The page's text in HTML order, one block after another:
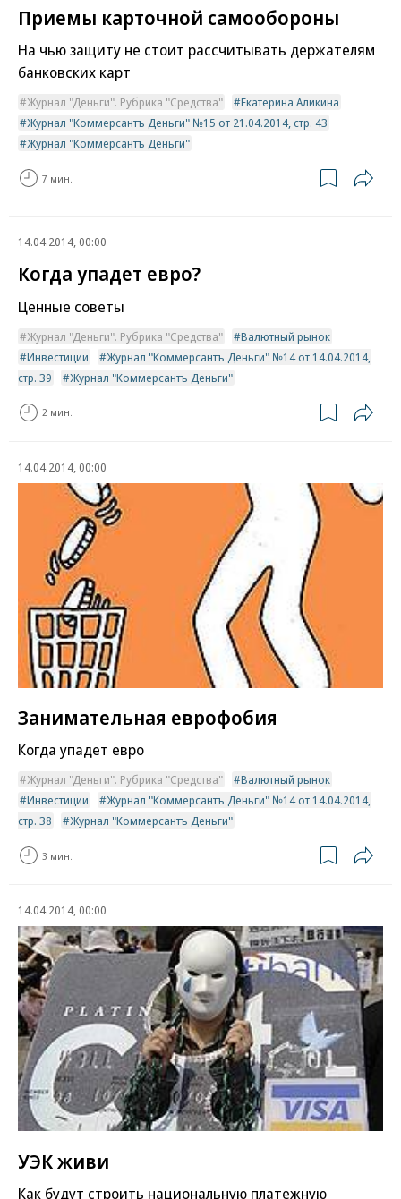
Приемы карточной самообороны
На чью защиту не стоит рассчитывать держателям
банковских карт
Журнал "Деньги". Рубрика "Средства"
Екатерина Аликина
Журнал "Коммерсантъ Деньги" №15 от 21.04.2014, стр. 43
Журнал "Коммерсантъ Деньги"
7 мин.
14.04.2014, 00:00
Когда упадет евро?
Ценные советы
Журнал "Деньги". Рубрика "Средства"
Валютный рынок
Инвестиции
Журнал "Коммерсантъ Деньги" №14 от 14.04.2014,
стр. 39
Журнал "Коммерсантъ Деньги"
2 мин.
14.04.2014, 00:00
Занимательная еврофобия
Когда упадет евро
Журнал "Деньги". Рубрика "Средства"
Валютный рынок
Инвестиции
Журнал "Коммерсантъ Деньги" №14 от 14.04.2014,
стр. 38
Журнал "Коммерсантъ Деньги"
3 мин.
14.04.2014, 00:00
УЭК живи
Как будут строить национальную платежную